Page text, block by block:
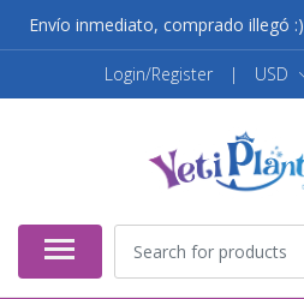
Envío inmediato, comprado illegó :)
Login/Register | USD